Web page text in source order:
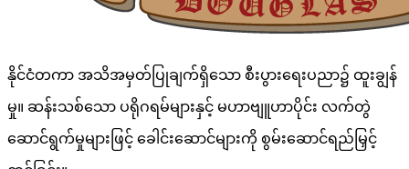
နိုင်ငံတကာ အသိအမှတ်ပြုချက်ရှိသော စီးပွားရေးပညာ၌ ထူးချွန်
မှု။ ဆန်းသစ်သော ပရိုဂရမ်များနှင့် မဟာဗျူဟာပိုင်း လက်တွဲ
ဆောင်ရွက်မှုများဖြင့် ခေါင်းဆောင်များကို စွမ်းဆောင်ရည်မြှင့်